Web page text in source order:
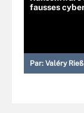
fausses
Par: Valéry